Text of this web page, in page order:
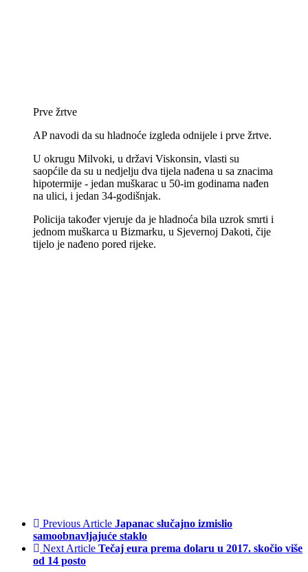
Prve žrtve
AP navodi da su hladnoće izgleda odnijele i prve žrtve.
U okrugu Milvoki, u državi Viskonsin, vlasti su
saopćile da su u nedjelju dva tijela nađena u sa znacima
hipotermije - jedan muškarac u 50-im godinama nađen
na ulici, i jedan 34-godišnjak.
Policija također vjeruje da je hladnoća bila uzrok smrti i
jednom muškarca u Bizmarku, u Sjevernoj Dakoti, čije
tijelo je nađeno pored rijeke.
Previous Article Japanac slučajno izmislio
samoobnavljajuće staklo
Next Article Tečaj eura prema dolaru u 2017. skočio više
od 14 posto